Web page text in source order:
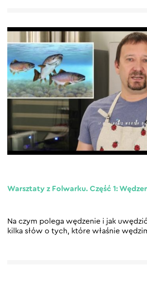
Warsztaty z Folwarku. Część 1:
Na czym polega wędzenie i jak
kilka słów o tych, które właśnie